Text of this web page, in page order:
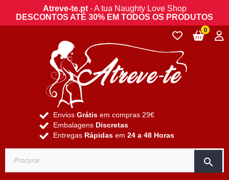
Atreve-te.pt- A tua Naughty Love Shop
DESCONTOS ATÉ 30% EM TODOS OS PRODUTOS
Envios Grátis em compras 29€
Embalagens Discretas
Entregas Rápidas em 24 a 48 Horas
search
0